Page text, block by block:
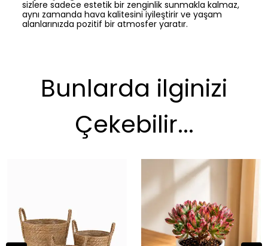
sizlere sadece estetik bir zenginlik sunmakla kalmaz,
aynı zamanda hava kalitesini iyileştirir ve yaşam
alanlarınızda pozitif bir atmosfer yaratır.
Bunlarda ilginizi
Çekebilir...